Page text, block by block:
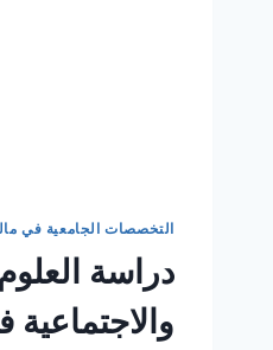
التخصصات الجامعية في
دراسة العلوم
والاجتماعية